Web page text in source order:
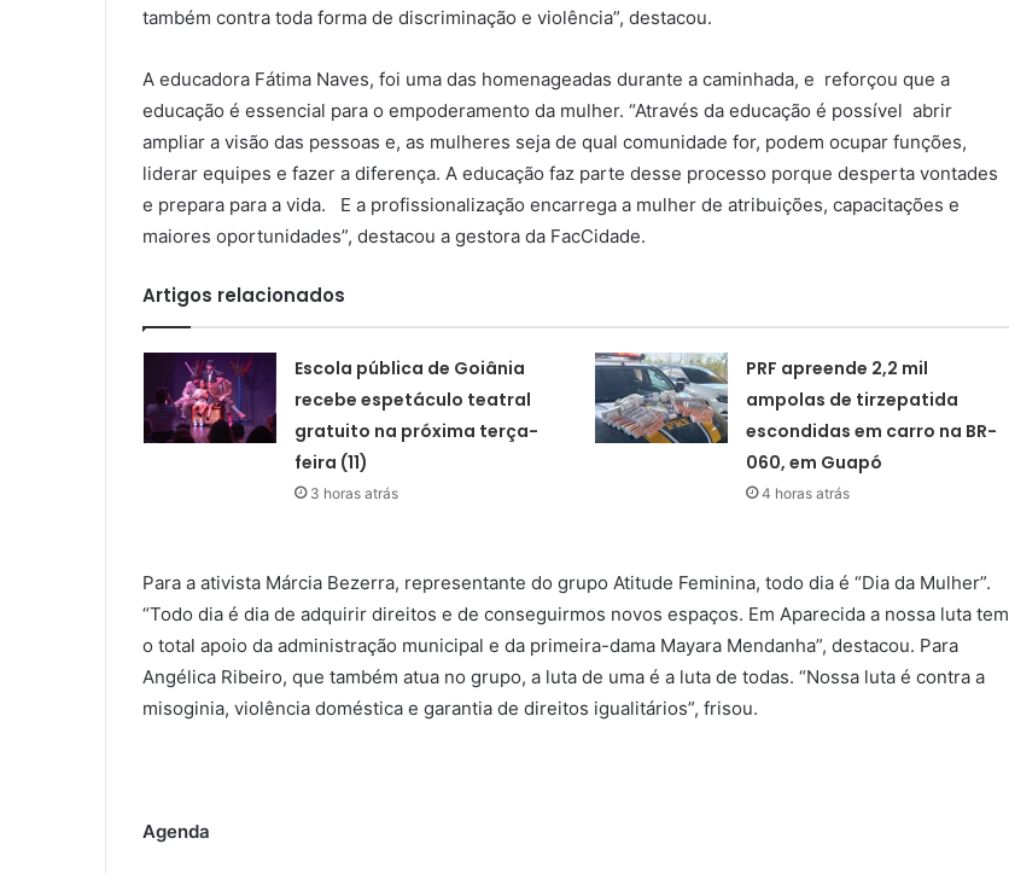
também contra toda forma de discriminação e violência”, destacou.
A educadora Fátima Naves, foi uma das homenageadas durante a caminhada, e reforçou que a
educação é essencial para o empoderamento da mulher. “Através da educação é possível abrir
ampliar a visão das pessoas e, as mulheres seja de qual comunidade for, podem ocupar funções,
liderar equipes e fazer a diferença. A educação faz parte desse processo porque desperta vontades
e prepara para a vida. E a profissionalização encarrega a mulher de atribuições, capacitações e
maiores oportunidades”, destacou a gestora da FacCidade.
Artigos relacionados
Escola pública de Goiânia
recebe espetáculo teatral
gratuito na próxima terça-
feira (11)
3 horas atrás
PRF apreende 2,2 mil
ampolas de tirzepatida
escondidas em carro na BR-
060, em Guapó
4 horas atrás
Para a ativista Márcia Bezerra, representante do grupo Atitude Feminina, todo dia é “Dia da Mulher”.
“Todo dia é dia de adquirir direitos e de conseguirmos novos espaços. Em Aparecida a nossa luta tem
o total apoio da administração municipal e da primeira-dama Mayara Mendanha”, destacou. Para
Angélica Ribeiro, que também atua no grupo, a luta de uma é a luta de todas. “Nossa luta é contra a
misoginia, violência doméstica e garantia de direitos igualitários”, frisou.
Agenda